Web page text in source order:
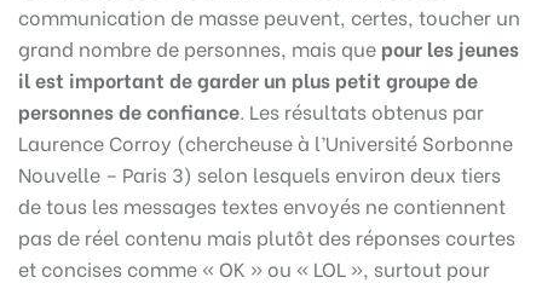
communication de masse peuvent, certes, toucher un
grand nombre de personnes, mais que pour les jeunes
il est important de garder un plus petit groupe de
personnes de confiance. Les résultats obtenus par
Laurence Corroy (chercheuse à l’Université Sorbonne
Nouvelle – Paris 3) selon lesquels environ deux tiers
de tous les messages textes envoyés ne contiennent
pas de réel contenu mais plutôt des réponses courtes
et concises comme « OK » ou « LOL », surtout pour